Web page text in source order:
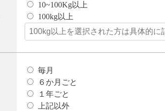
10~100Kg以上
100kg以上
毎月
６か月ごと
１年ごと
上記以外